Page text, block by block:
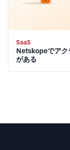
SaaS
Netskopeでアク
がある